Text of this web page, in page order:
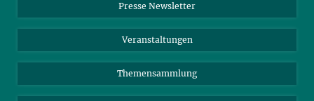
TikTok
YouTube
Presse Newsletter
Veranstaltungen
Themensammlung